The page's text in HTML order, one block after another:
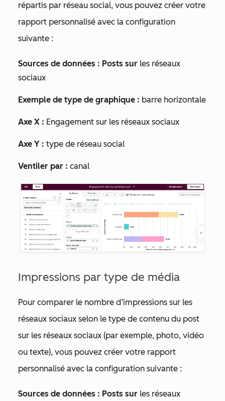
répartis par réseau social, vous pouvez créer votre
rapport personnalisé avec la configuration
suivante :
Sources de données : Posts sur les réseaux
sociaux
Exemple de type de graphique : barre horizontale
Axe X : Engagement sur les réseaux sociaux
Axe Y : type de réseau social
Ventiler par : canal
Impressions par type de média
Pour comparer le nombre d’impressions sur les
réseaux sociaux selon le type de contenu du post
sur les réseaux sociaux (par exemple, photo, vidéo
ou texte), vous pouvez créer votre rapport
personnalisé avec la configuration suivante :
Sources de données : Posts sur les réseaux